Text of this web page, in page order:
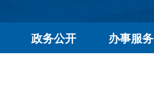
自治区直属机构
市场监督管理局
政务公开 办事服务